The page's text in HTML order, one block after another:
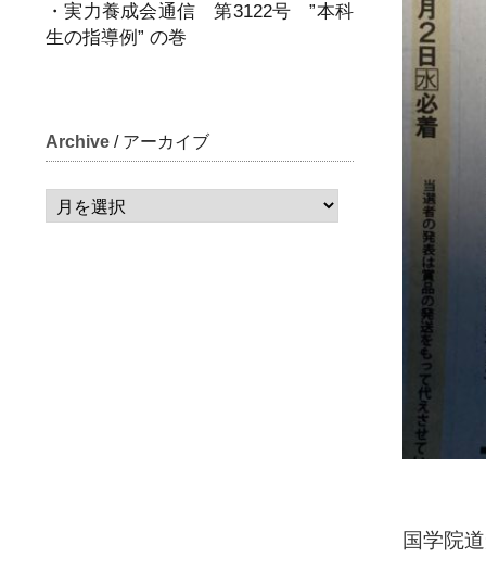
・実力養成会通信 第3122号 ”本科
生の指導例” の巻
Archive / アーカイブ
国学院